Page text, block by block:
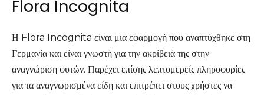
Flora Incognita
Η Flora Incognita είναι μια εφαρμογή που αναπτύχθηκε στη
Γερμανία και είναι γνωστή για την ακρίβειά της στην
αναγνώριση φυτών. Παρέχει επίσης λεπτομερείς πληροφορίες
για τα αναγνωρισμένα είδη και επιτρέπει στους χρήστες να